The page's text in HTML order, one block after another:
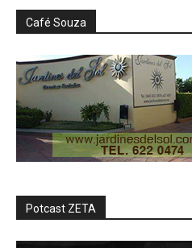
Café Souza
Potcast ZETA